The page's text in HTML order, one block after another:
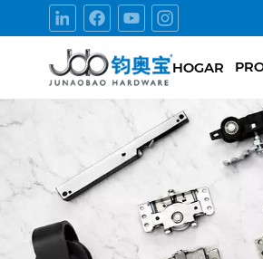
HOGAR